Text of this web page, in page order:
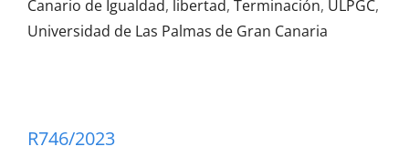
Canario de Igualdad, libertad, Terminación, ULPGC,
Universidad de Las Palmas de Gran Canaria
R746/2023